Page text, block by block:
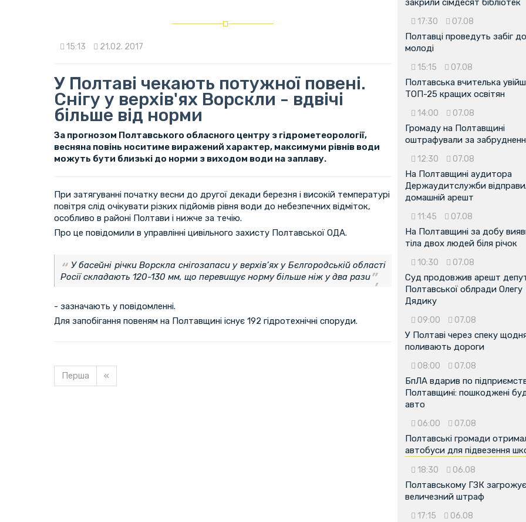
15:13 21.02. 2017
У Полтаві чекають потужної повені.
Снігу у верхів'ях Ворскли - вдвічі
більше від норми
За прогнозом Полтавського обласного центру з гідрометеорології,
весняна повінь носитиме виражений характер, максимуми рівнів води
можуть бути близькі до норми з виходом води на заплаву.
При затягуванні початку весни до другої декади березня і високій температурі
повітря слід очікувати різких підйомів рівня води до небезпечних відміток,
особливо в районі Полтави і нижче за течію.
Про це повідомили в управлінні цивільного захисту Полтавської ОДА.
У басейні річки Ворскла снігозапаси у верхів’ях у Бєлгородській області
Росії складають 120-130 мм, що перевищує норму більше ніж у два рази
- зазначають у повідомленні.
Для запобігання повеням на Полтавщині існує 192 гідротехнічні споруди.
Перша «
закрили сімдесят бібліотек
17:30 07.08
Полтавці проведуть забіг
молоді
15:15 07.08
Полтавська вчителька
ТОП-25 кращих освітян
14:00 07.08
Громаду на Полтавщині
оштрафували за
12:30 07.08
На Полтавщині аудитора
Держаудитслужби
домашній арешт
11:45 07.08
На Полтавщині за добу
тіла двох людей біля річок
10:30 07.08
Суд продовжив арешт
Полтавської облради Олегу
Дядику
09:00 07.08
У Полтаві через спеку
поливають дороги
08:00 07.08
БпЛА вдарив по
Полтавщині: пошкоджені
авто
06:00 07.08
Полтавські громади
автобуси для підвезення
18:30 06.08
Полтавському ГЗК загрожує
величезний штраф
17:15 06.08